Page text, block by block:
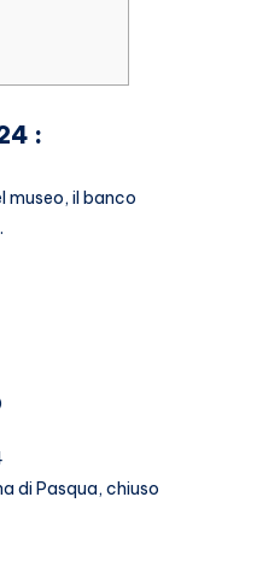
:
museo, il banco
di Pasqua, chiuso